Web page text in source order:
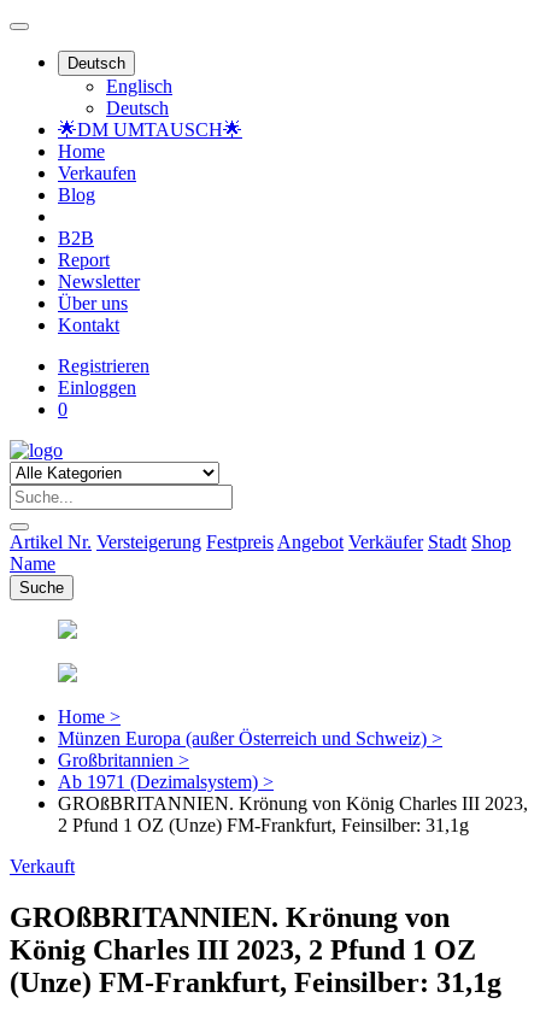
Deutsch
Englisch
Deutsch
🌟DM UMTAUSCH🌟
Home
Verkaufen
Blog
B2B
Report
Newsletter
Über uns
Kontakt
Registrieren
Einloggen
0
Artikel Nr. Versteigerung Festpreis Angebot Verkäufer Stadt Shop
Name
Home >
Münzen Europa (außer Österreich und Schweiz) >
Großbritannien >
Ab 1971 (Dezimalsystem) >
GROßBRITANNIEN. Krönung von König Charles III 2023,
2 Pfund 1 OZ (Unze) FM-Frankfurt, Feinsilber: 31,1g
Verkauft
GROßBRITANNIEN. Krönung von
König Charles III 2023, 2 Pfund 1 OZ
(Unze) FM-Frankfurt, Feinsilber: 31,1g